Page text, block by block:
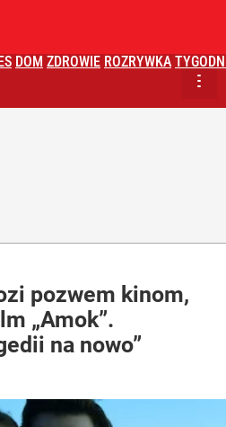
DOM ZDROWIE ROZRYWKA
pozwem kinom,
„Amok”.
na nowo”